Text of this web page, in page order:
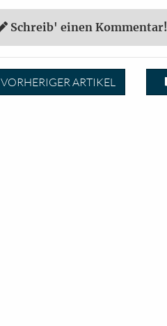
Schreib' einen Kommentar!
VORHERIGER ARTIKEL